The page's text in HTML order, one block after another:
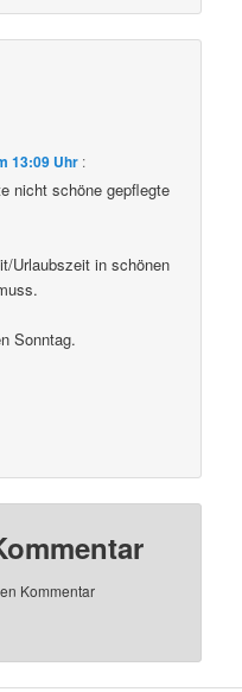
13:09 Uhr :
nicht schöne gepflegte
Urlaubszeit in schönen
Sonntag.
Kommentar